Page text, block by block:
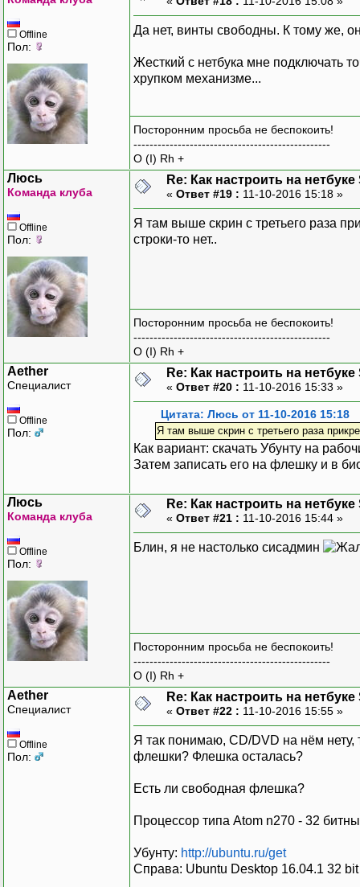
Offline
Пол:
Да нет, винты свободны. К тому же,
Жесткий с нетбука мне подключать
хрупком механизме...
Посторонним просьба не беспокоить!
-------------------------------------------------
O (I) Rh +
Люсь
Команда клуба
Offline
Пол:
Re: Как настроить на
« Ответ #19 : 11-10-2016 15:18 »
Я там выше скрин с третьего раза
строки-то нет..
Посторонним просьба не беспокоить!
-------------------------------------------------
O (I) Rh +
Aether
Специалист
Offline
Пол:
Re: Как настроить на
« Ответ #20 : 11-10-2016 15:33 »
Цитата: Люсь от 11-10-2016 15:18
Я там выше скрин с третьего раза
Как вариант: скачать Убунту на
Затем записать его на флешку и в
Люсь
Команда клуба
Offline
Пол:
Re: Как настроить на
« Ответ #21 : 11-10-2016 15:44 »
Блин, я не настолько сисадмин
Посторонним просьба не беспокоить!
-------------------------------------------------
O (I) Rh +
Aether
Специалист
Offline
Пол:
Re: Как настроить на
« Ответ #22 : 11-10-2016 15:55 »
Я так понимаю, CD/DVD на нём нету,
флешки? Флешка осталась?
Есть ли свободная флешка?
Процессор типа Atom n270 - 32
Убунту: http://ubuntu.ru/get
Справа: Ubuntu Desktop 16.04.1 32 bit